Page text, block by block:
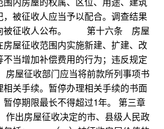
被征收人应当予以配合。调查结果
向被征收人公布。 第十六条 房屋
屋征收范围内实施新建、扩建、改
当增加补偿费用的行为；违反规定
屋征收部门应当将前款所列事项书
关手续。暂停办理相关手续的书面
暂停期限最长不得超过1年。 第三章
屋征收决定的市、县级人民政